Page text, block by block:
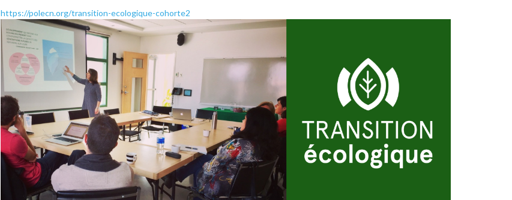
https://polecn.org/transition-ecologique-cohorte2